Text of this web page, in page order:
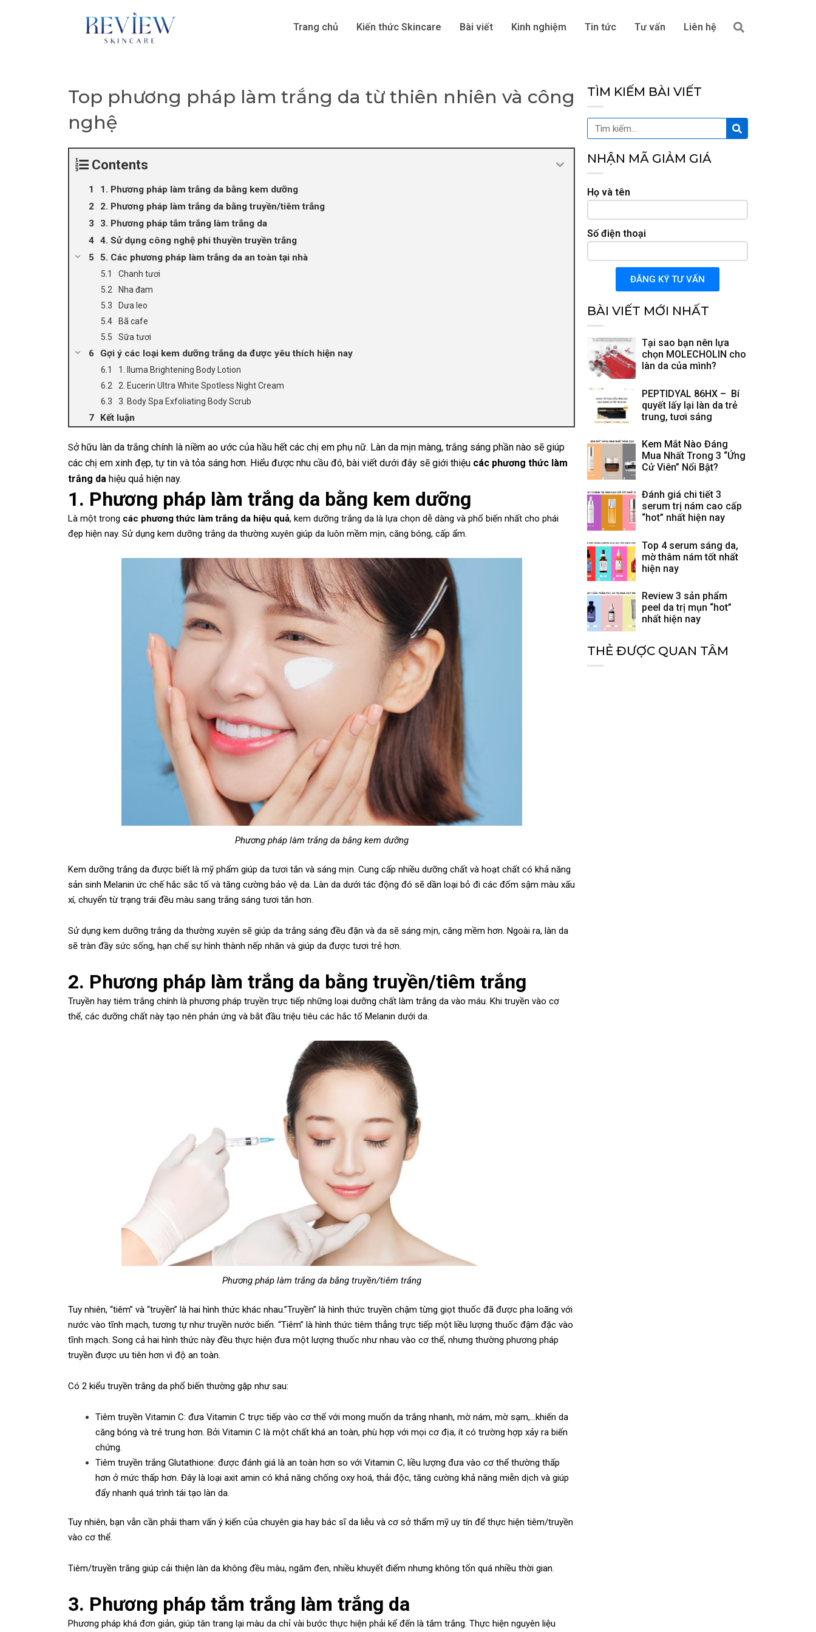
Trang chủ Kiến thức Skincare Bài viết Kinh nghiệm Tin tức Tư vấn Liên hệ Tìm
kiếm
Top phương pháp làm trắng da từ thiên nhiên và công
nghệ
Contents
1. Phương pháp làm trắng da bằng kem dưỡng
2. Phương pháp làm trắng da bằng truyền/tiêm trắng
3. Phương pháp tắm trắng làm trắng da
4. Sử dụng công nghệ phi thuyền truyền trắng
5. Các phương pháp làm trắng da an toàn tại nhà
Chanh tươi
Nha đam
Dưa leo
Bã cafe
Sữa tươi
Gợi ý các loại kem dưỡng trắng da được yêu thích hiện nay
1. Iluma Brightening Body Lotion
2. Eucerin Ultra White Spotless Night Cream
3. Body Spa Exfoliating Body Scrub
Kết luận
Sở hữu làn da trắng chính là niềm ao ước của hầu hết các chị em phụ nữ. Làn da mịn màng, trắng sáng phần nào sẽ giúp
các chị em xinh đẹp, tự tin và tỏa sáng hơn. Hiểu được nhu cầu đó, bài viết dưới đây sẽ giới thiệu các phương thức làm
trắng da hiệu quả hiện nay.
1. Phương pháp làm trắng da bằng kem dưỡng
Là một trong các phương thức làm trắng da hiệu quả, kem dưỡng trắng da là lựa chọn dễ dàng và phổ biến nhất cho phái
đẹp hiện nay. Sử dụng kem dưỡng trắng da thường xuyên giúp da luôn mềm mịn, căng bóng, cấp ẩm.
Phương pháp làm trắng da bằng kem dưỡng
Kem dưỡng trắng da được biết là mỹ phẩm giúp da tươi tắn và sáng mịn. Cung cấp nhiều dưỡng chất và hoạt chất có khả năng
sản sinh Melanin ức chế hắc sắc tố và tăng cường bảo vệ da. Làn da dưới tác động đó sẽ dần loại bỏ đi các đốm sậm màu xấu
xí, chuyển từ trạng trái đều màu sang trắng sáng tươi tắn hơn.
Sử dụng kem dưỡng trắng da thường xuyên sẽ giúp da trắng sáng đều đặn và da sẽ sáng mịn, căng mềm hơn. Ngoài ra, làn da
sẽ tràn đầy sức sống, hạn chế sự hình thành nếp nhăn và giúp da được tươi trẻ hơn.
2. Phương pháp làm trắng da bằng truyền/tiêm trắng
Truyền hay tiêm trắng chính là phương pháp truyền trực tiếp những loại dưỡng chất làm trắng da vào máu. Khi truyền vào cơ
thể, các dưỡng chất này tạo nên phản ứng và bắt đầu triệu tiêu các hắc tố Melanin dưới da.
Phương pháp làm trắng da bằng truyền/tiêm trắng
Tuy nhiên, “tiêm” và “truyền” là hai hình thức khác nhau.”Truyền” là hình thức truyền chậm từng giọt thuốc đã được pha loãng với
nước vào tĩnh mạch, tương tự như truyền nước biển. “Tiêm” là hình thức tiêm thẳng trực tiếp một liều lượng thuốc đậm đặc vào
tĩnh mạch. Song cả hai hình thức này đều thực hiện đưa một lượng thuốc như nhau vào cơ thể, nhưng thường phương pháp
truyền được ưu tiên hơn vì độ an toàn.
Có 2 kiểu truyền trắng da phổ biến thường gặp như sau:
Tiêm truyền Vitamin C: đưa Vitamin C trực tiếp vào cơ thể với mong muốn da trắng nhanh, mờ nám, mờ sạm,…khiến da
căng bóng và trẻ trung hơn. Bởi Vitamin C là một chất khá an toàn, phù hợp với mọi cơ địa, ít có trường hợp xảy ra biến
chứng.
Tiêm truyền trắng Glutathione: được đánh giá là an toàn hơn so với Vitamin C, liều lượng đưa vào cơ thể thường thấp
hơn ở mức thấp hơn. Đây là loại axit amin có khả năng chống oxy hoá, thải độc, tăng cường khả năng miễn dịch và giúp
đẩy nhanh quá trình tái tạo làn da.
Tuy nhiên, bạn vẫn cần phải tham vấn ý kiến của chuyên gia hay bác sĩ da liễu và cơ sở thẩm mỹ uy tín để thực hiện tiêm/truyền
vào cơ thể.
Tiêm/truyền trắng giúp cải thiện làn da không đều màu, ngăm đen, nhiều khuyết điểm nhưng không tốn quá nhiều thời gian.
3. Phương pháp tắm trắng làm trắng da
Phương pháp khá đơn giản, giúp tân trang lại màu da chỉ vài bước thực hiện phải kể đến là tắm trắng. Thực hiện nguyên liệu
TÌM KIẾM BÀI VIẾT
Tìm
kiếm
Tìm
kiếm
NHẬN MÃ GIẢM GIÁ
Họ và tên
Số điện thoại
ĐĂNG KÝ TƯ VẤN
BÀI VIẾT MỚI NHẤT
Tại sao bạn nên lựa
chọn MOLECHOLIN cho
làn da của mình?
PEPTIDYAL 86HX – Bí
quyết lấy lại làn da trẻ
trung, tươi sáng
Kem Mắt Nào Đáng
Mua Nhất Trong 3 “Ứng
Cử Viên” Nổi Bật?
Đánh giá chi tiết 3
serum trị nám cao cấp
“hot” nhất hiện nay
Top 4 serum sáng da,
mờ thâm nám tốt nhất
hiện nay
Review 3 sản phẩm
peel da trị mụn “hot”
nhất hiện nay
THẺ ĐƯỢC QUAN TÂM